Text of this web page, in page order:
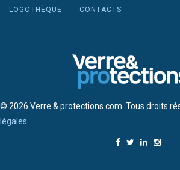
LOGOTHÈQUE
CONTACTS
© 2026 Verre & protections.com. Tous droits
légales